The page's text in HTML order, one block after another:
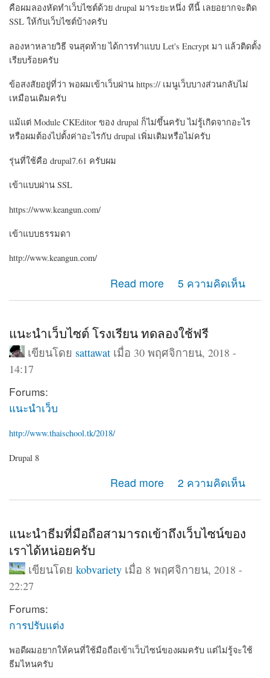
คือผมลองหัดทำเว็บไซต์ด้วย drupal มาระยะหนึ่ง ทีนี้ เลยอยากจะติด
SSL ให้กับเว็บไซต์บ้างครับ
ลองหาหลายวิธี จนสุดท้าย ได้การทำแบบ Let's Encrypt มา แล้วติดตั้ง
เรียบร้อยครับ
ข้อสงสัยอยู่ที่ว่า พอผมเข้าเว็บผ่าน https:// เมนูเว็บบางส่วนกลับไม่
เหมือนเดิมครับ
แม้แต่ Module CKEditor ของ drupal ก็ไม่ขึ้นครับ ไม่รู้เกิดจากอะไร
หรือผมต้องไปตั้งค่าอะไรกับ drupal เพิ่มเติมหรือไม่ครับ
รุ่นที่ใช้คือ drupal7.61 ครับผม
เข้าแบบผ่าน SSL
https://www.keangun.com/
เข้าแบบธรรมดา
http://www.keangun.com/
Read more
about ขอคำแนะนำครับ ระหว่างเข้าเว็บด้วย http กับ https
ทำไมเมนูต่างกันครับ
5 ความคิดเห็น
แนะนำเว็บไซต์ โรงเรียน ทดลองใช้ฟรี
เขียนโดย sattawat เมื่อ 30 พฤศจิกายน, 2018 -
14:17
Forums:
แนะนำเว็บ
http://www.thaischool.tk/2018/
Drupal 8
Read more
about แนะนำเว็บไซต์ โรงเรียน ทดลองใช้ฟรี2 ความคิดเห็น
แนะนำธีมที่มือถือสามารถเข้าถึงเว็บไซน์ของ
เราได้หน่อยครับ
เขียนโดย kobvarietyเมื่อ 8 พฤศจิกายน, 2018 -
22:27
Forums:
การปรับแต่ง
พอดีผมอยากให้คนที่ใช้มือถือเข้าเว็บไซน์ของผมครับ แต่ไม่รู้จะใช้
ธีมไหนครับ